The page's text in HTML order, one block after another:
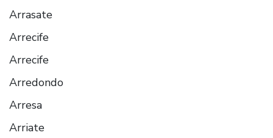
Arrasate
Arrecife
Arrecife
Arredondo
Arresa
Arriate